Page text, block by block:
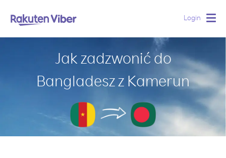
Login
Jak zadzwonić do
Bangladesz z Kamerun